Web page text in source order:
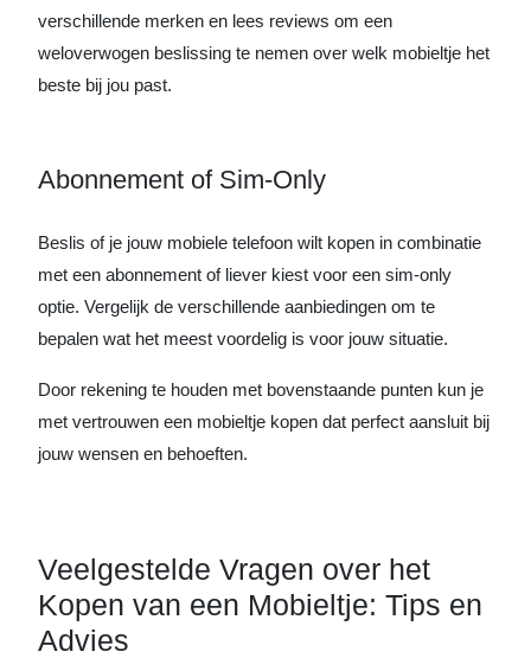
verschillende merken en lees reviews om een
weloverwogen beslissing te nemen over welk mobieltje het
beste bij jou past.
Abonnement of Sim-Only
Beslis of je jouw mobiele telefoon wilt kopen in combinatie
met een abonnement of liever kiest voor een sim-only
optie. Vergelijk de verschillende aanbiedingen om te
bepalen wat het meest voordelig is voor jouw situatie.
Door rekening te houden met bovenstaande punten kun je
met vertrouwen een mobieltje kopen dat perfect aansluit bij
jouw wensen en behoeften.
Veelgestelde Vragen over het
Kopen van een Mobieltje: Tips en
Advies